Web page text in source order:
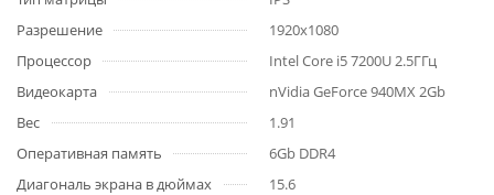
Разрешение
1920x1080
Процессор
Intel Core i5 7200U 2.5ГГц
Видеокарта
nVidia GeForce 940MX 2Gb
Вес
1.91
Оперативная память
6Gb DDR4
Диагональ экрана в дюймах
15.6